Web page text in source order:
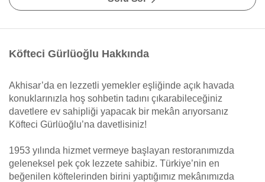
Köfteci Gürlüoğlu Hakkında
Akhisar’da en lezzetli yemekler eşliğinde açık havada
konuklarınızla hoş sohbetin tadını çıkarabileceğiniz
davetlere ev sahipliği yapacak bir mekân arıyorsanız
Köfteci Gürlüoğlu’na davetlisiniz!
1953 yılında hizmet vermeye başlayan restoranımızda
geleneksel pek çok lezzete sahibiz. Türkiye’nin en
beğenilen köftelerinden birini yaptığımız mekânımızda